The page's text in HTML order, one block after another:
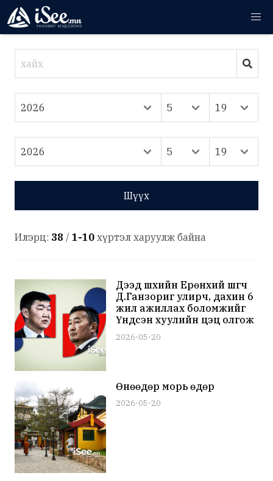
Шүүх
Илэрц: 38 / 1-10 хүртэл харуулж байна
Дээд шүүхийн Ерөнхий шүүгч
Д.Ганзориг улирч, дахин 6
жил ажиллах боломжийг
Үндсэн хуулийн цэц олгож
магадгүй байна
2026-05-20
Өнөөдөр морь өдөр
2026-05-20